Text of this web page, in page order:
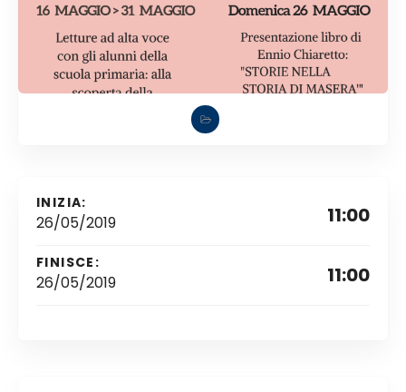
INIZIA:
26/05/2019 11:00
FINISCE:
26/05/2019 11:00